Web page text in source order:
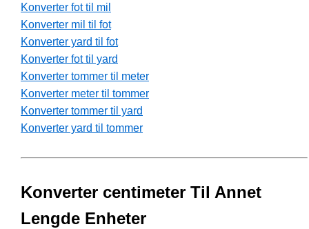
Konverter fot til mil
Konverter mil til fot
Konverter yard til fot
Konverter fot til yard
Konverter tommer til meter
Konverter meter til tommer
Konverter tommer til yard
Konverter yard til tommer
Konverter centimeter Til Annet
Lengde Enheter